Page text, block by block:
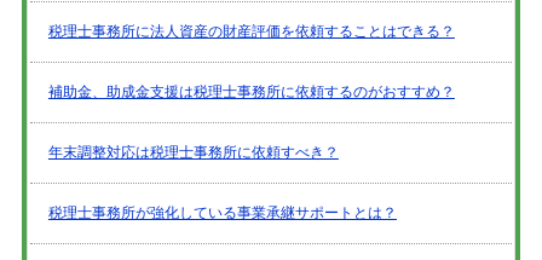
税理士事務所に法人資産の財産評価を依頼することはできる？
補助金、助成金支援は税理士事務所に依頼するのがおすすめ？
年末調整対応は税理士事務所に依頼すべき？
税理士事務所が強化している事業承継サポートとは？